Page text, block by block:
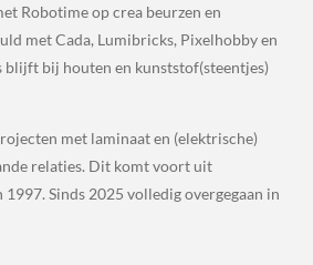
Robotime op crea beurzen en
met Cada, Lumibricks, Pixelhobby en
blijft bij houten en kunststof(steentjes)
met laminaat en (elektrische)
relaties. Dit komt voort uit
Sinds 2025 volledig overgegaan in